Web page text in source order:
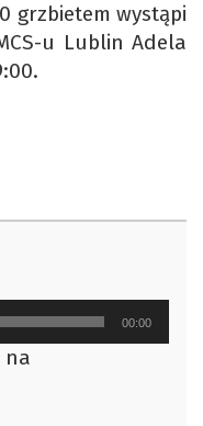
grzbietem wystąpi
u Lublin Adela
00:00
na